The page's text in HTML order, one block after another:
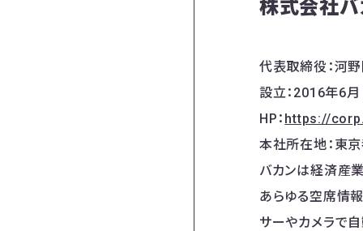
株式会社バ
代表取締役：河
設立：2016年6月
HP： https://
本社所在地：東
バカンは経済産
あらゆる空席情報
サーやカメラで